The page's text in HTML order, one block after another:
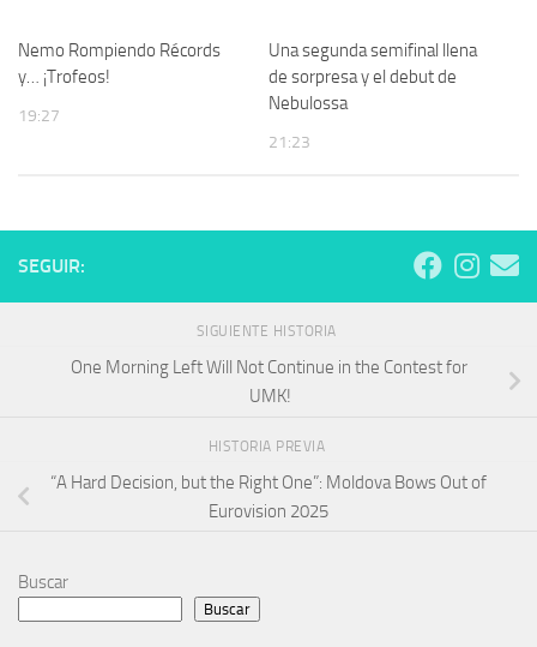
Nemo Rompiendo Récords
y… ¡Trofeos!
19:27
Una segunda semifinal llena
de sorpresa y el debut de
Nebulossa
21:23
SEGUIR:
SIGUIENTE HISTORIA
One Morning Left Will Not Continue in the Contest for
UMK!
HISTORIA PREVIA
“A Hard Decision, but the Right One”: Moldova Bows Out of
Eurovision 2025
Buscar
Buscar